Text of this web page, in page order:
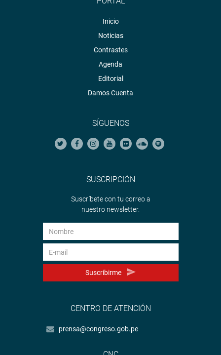
Inicio
Noticias
Contrastes
Agenda
Editorial
Damos Cuenta
SÍGUENOS
SUSCRIPCIÓN
Suscríbete con tu correo a
nuestro newsletter.
Suscribirme
CENTRO DE ATENCIÓN
prensa@congreso.gob.pe